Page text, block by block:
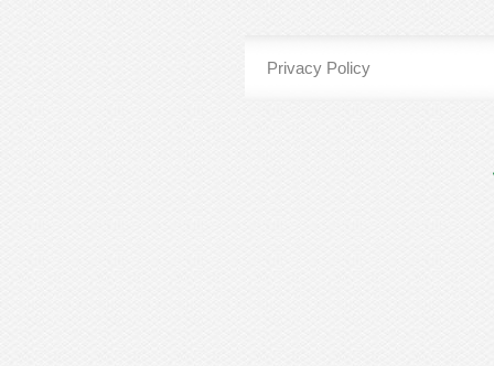
Privacy Policy